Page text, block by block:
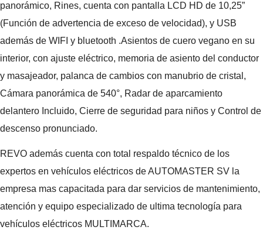
panorámico, Rines, cuenta con pantalla LCD HD de 10,25”
(Función de advertencia de exceso de velocidad), y USB
además de WIFI y bluetooth .Asientos de cuero vegano en su
interior, con ajuste eléctrico, memoria de asiento del conductor
y masajeador, palanca de cambios con manubrio de cristal,
Cámara panorámica de 540°, Radar de aparcamiento
delantero Incluido, Cierre de seguridad para niños y Control de
descenso pronunciado.
REVO además cuenta con total respaldo técnico de los
expertos en vehículos eléctricos de AUTOMASTER SV la
empresa mas capacitada para dar servicios de mantenimiento,
atención y equipo especializado de ultima tecnología para
vehículos eléctricos MULTIMARCA.